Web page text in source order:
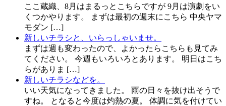
ここ蔵織、8月はまるっとこちらですが 9月は演劇をい
くつかやります。 まずは最初の週末にこちら 中央ヤマ
モダン […]
新しいチラシと、いらっしゃいませ。
まずは週も変わったので、よかったらこちらも見てみ
てください。 今週もいろいろとあります。 明日はこち
らがありま […]
新しいチラシなどを。
いい天気になってきました。 雨の日々を抜け出そうで
すね。 となると今度は灼熱の夏。 体調に気を付けてい